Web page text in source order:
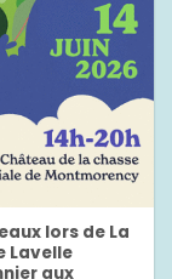
lors de La
Lavelle
aux